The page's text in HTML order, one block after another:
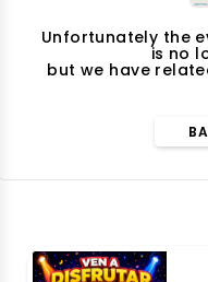
Unfortunately the
is no
but we have